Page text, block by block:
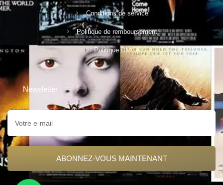
Conditions de service
Politique de remboursement
Politique DMCA
Newsletter
ABONNEZ-VOUS MAINTENANT